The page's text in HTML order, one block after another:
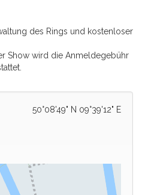
des Rings und kostenloser
Show wird die Anmeldegebühr
50°08'49" N 09°39'12" E